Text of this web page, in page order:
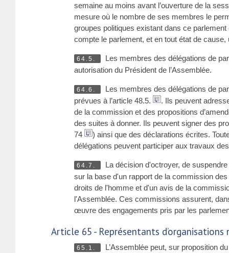
semaine au moins avant l’ouverture de la
mesure où le nombre de ses membres le
groupes politiques existant dans ce
compte le parlement, et en tout état de
64.5.
Les membres des délégations de
autorisation du Président de l’Assemblée.
64.6.
Les membres des délégations de
prévues à l’article 48.5.
. Ils peuvent
de la commission et des propositions
des suites à donner. Ils peuvent signer des
74
) ainsi que des déclarations écrites.
délégations peuvent participer aux travaux
64.7.
La décision d'octroyer, de
sur la base d'un rapport de la commission
droits de l'homme et d'un avis de la
l'Assemblée. Ces commissions assurent,
œuvre des engagements pris par les
Article 65 - Représentants
65.1. L’Assemblée peut, sur proposition